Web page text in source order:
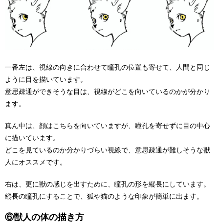
一番左は、視線の向きに合わせて瞳孔の位置も寄せて、人間と同じ
ように目を描いています。
意思疎通ができそうな目は、視線がどこを向いているのかが分かり
ます。
真ん中は、顔はこちらを向いていますが、瞳孔を寄せずに目の中心
に描いています。
どこを見ているのか分かりづらい視線で、意思疎通が難しそうな獣
人にオススメです。
右は、更に獣の感じを出すために、瞳孔の形を縦長にしています。
縦長の瞳孔にすることで、狐や猫のような印象が簡単に出ます。
⑥獣人の体の描き方